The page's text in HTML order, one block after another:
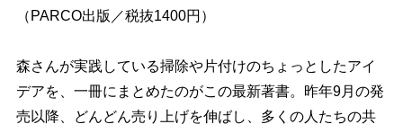
（PARCO出版／税抜1400円）
森さんが実践している掃除や片付けのちょっとしたアイ
デアを、一冊にまとめたのがこの最新著書。昨年9月の発
売以降、どんどん売り上げを伸ばし、多くの人たちの共